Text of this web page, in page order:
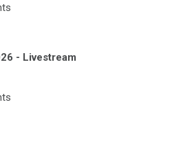
- Livestream